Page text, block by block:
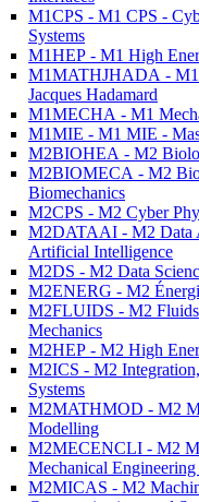
M1CPS - M1 CPS -
Systems
M1HEP - M1 High
M1MATHJHADA - M1
Jacques Hadamard
M1MECHA - M1
M1MIE - M1 MIE -
M2BIOHEA - M2
M2BIOMECA - M2
Biomechanics
M2CPS - M2 Cyber
M2DATAAI - M2 Data
Artificial Intelligence
M2DS - M2 Data
M2ENERG - M2
M2FLUIDS - M2
Mechanics
M2HEP - M2 High
M2ICS - M2
Systems
M2MATHMOD - M2
Modelling
M2MECENCLI - M2
Mechanical
M2MICAS - M2